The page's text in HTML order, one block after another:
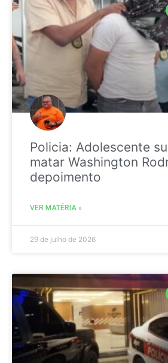
Policia: Adolescente
matar Washington
depoimento
VER MATÉRIA »
29 de julho de 2026